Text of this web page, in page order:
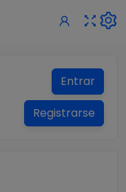
Entrar
Registrarse